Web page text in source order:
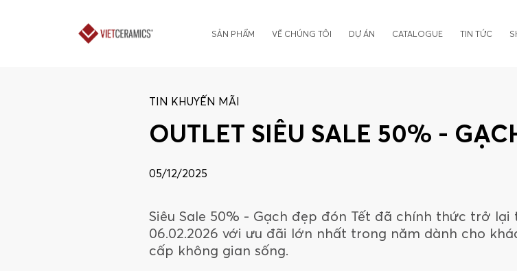
SẢN PHẨM VỀ CHÚNG TÔI DỰ ÁN CATALOGUE TIN TỨC
TIN KHUYẾN MÃI
OUTLET SIÊU SALE 50% -
05/12/2025
Siêu Sale 50% - Gạch đẹp đón Tết đã chính thức trở lại
06.02.2026 với ưu đãi lớn nhất trong năm dành cho
cấp không gian sống.